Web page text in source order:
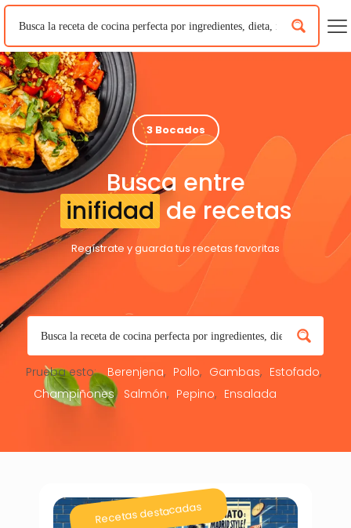
3 Bocados
Busca entre
inifidad de recetas
Regístrate y guarda tus recetas favoritas
Prueba esto: Berenjena Pollo Gambas
Estofado
Champiñones
Salmón Pepino Ensalada
Recetas destacadas